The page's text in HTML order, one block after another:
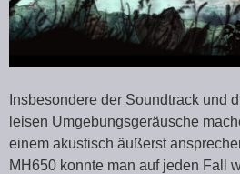
Insbesondere der Soundtrack und
leisen Umgebungsgeräusche
einem akustisch äußerst
MH650 konnte man auf jeden Fall